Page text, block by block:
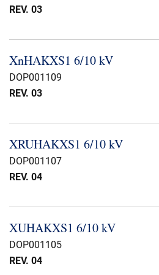
REV. 03
XnHAKXS1 6/10 kV
DOP001109
REV. 03
XRUHAKXS1 6/10 kV
DOP001107
REV. 04
XUHAKXS1 6/10 kV
DOP001105
REV. 04